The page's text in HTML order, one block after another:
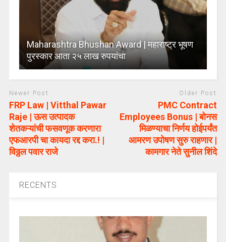
Maharashtra Bhushan Award | महाराष्ट्र भूषण
पुरस्कार आता २५ लाख रुपयांचा
Newer Post
FRP Law | Vitthal Pawar
Raje | ऊस उत्पादक
शेतकऱ्यांची फसवणूक करणारा
एफआरपी चा कायदा रद्द करा.! |
विठ्ठल पवार राजे
Older Post
PMC Contract
Employees Bonus | बोनस
मिळण्याचा निर्णय होईपर्यंत
आमरण उपोषण सुरु राहणार |
कामगार नेते सुनील शिंदे
RECENTS